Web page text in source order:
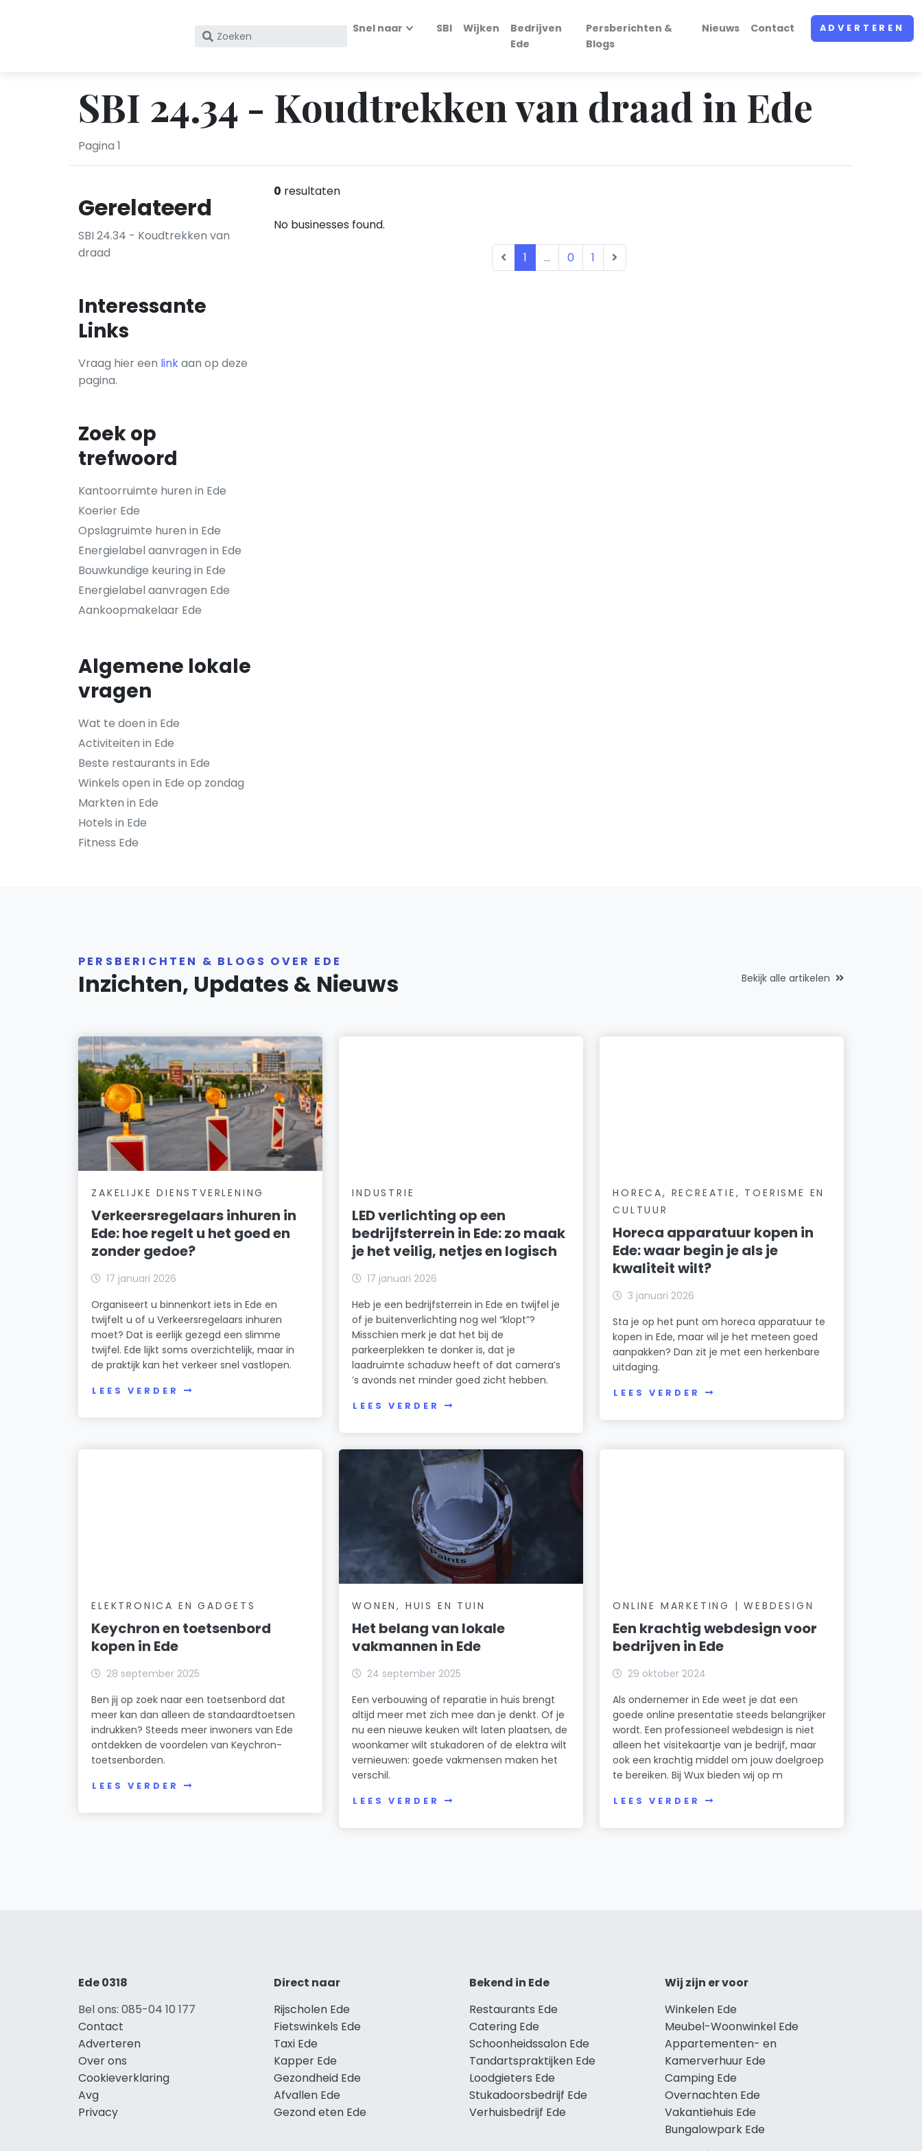
Zoek
KvK
nummer
Snel naar SBI Wijken
Bedrijven
Ede
Persberichten &
Blogs
Nieuws Contact ADVERTEREN
SBI 24.34 - Koudtrekken van draad in Ede
Pagina 1
Gerelateerd
SBI 24.34 - Koudtrekken van
draad
Interessante
Links
Vraag hier een linkaan op deze
pagina.
Zoek op
trefwoord
Kantoorruimte huren in Ede
Koerier Ede
Opslagruimte huren in Ede
Energielabel aanvragen in Ede
Bouwkundige keuring in Ede
Energielabel aanvragen Ede
Aankoopmakelaar Ede
Algemene lokale
vragen
Wat te doen in Ede
Activiteiten in Ede
Beste restaurants in Ede
Winkels open in Ede op zondag
Markten in Ede
Hotels in Ede
Fitness Ede
0 resultaten
No businesses found.
1 ... 0 1
PERSBERICHTEN & BLOGS OVER EDE
Inzichten, Updates & Nieuws Bekijk alle artikelen
ZAKELIJKE DIENSTVERLENING
Verkeersregelaars inhuren in
Ede: hoe regelt u het goed en
zonder gedoe?
17 januari 2026
Organiseert u binnenkort iets in Ede en
twijfelt u of u Verkeersregelaars inhuren
moet? Dat is eerlijk gezegd een slimme
twijfel. Ede lijkt soms overzichtelijk, maar in
de praktijk kan het verkeer snel vastlopen.
LEES VERDER
INDUSTRIE
LED verlichting op een
bedrijfsterrein in Ede: zo maak
je het veilig, netjes en logisch
17 januari 2026
Heb je een bedrijfsterrein in Ede en twijfel je
of je buitenverlichting nog wel “klopt”?
Misschien merk je dat het bij de
parkeerplekken te donker is, dat je
laadruimte schaduw heeft of dat camera’s
’s avonds net minder goed zicht hebben.
LEES VERDER
HORECA, RECREATIE, TOERISME EN
CULTUUR
Horeca apparatuur kopen in
Ede: waar begin je als je
kwaliteit wilt?
3 januari 2026
Sta je op het punt om horeca apparatuur te
kopen in Ede, maar wil je het meteen goed
aanpakken? Dan zit je met een herkenbare
uitdaging.
LEES VERDER
ELEKTRONICA EN GADGETS
Keychron en toetsenbord
kopen in Ede
28 september 2025
Ben jij op zoek naar een toetsenbord dat
meer kan dan alleen de standaardtoetsen
indrukken? Steeds meer inwoners van Ede
ontdekken de voordelen van Keychron-
toetsenborden.
LEES VERDER
WONEN, HUIS EN TUIN
Het belang van lokale
vakmannen in Ede
24 september 2025
Een verbouwing of reparatie in huis brengt
altijd meer met zich mee dan je denkt. Of je
nu een nieuwe keuken wilt laten plaatsen, de
woonkamer wilt stukadoren of de elektra wilt
vernieuwen: goede vakmensen maken het
verschil.
LEES VERDER
ONLINE MARKETING | WEBDESIGN
Een krachtig webdesign voor
bedrijven in Ede
29 oktober 2024
Als ondernemer in Ede weet je dat een
goede online presentatie steeds belangrijker
wordt. Een professioneel webdesign is niet
alleen het visitekaartje van je bedrijf, maar
ook een krachtig middel om jouw doelgroep
te bereiken. Bij Wux bieden wij op m
LEES VERDER
Ede 0318
Bel ons: 085-04 10 177
Contact
Adverteren
Over ons
Cookieverklaring
Avg
Privacy
Direct naar
Rijscholen Ede
Fietswinkels Ede
Taxi Ede
Kapper Ede
Gezondheid Ede
Afvallen Ede
Gezond eten Ede
Bekend in Ede
Restaurants Ede
Catering Ede
Schoonheidssalon Ede
Tandartspraktijken Ede
Loodgieters Ede
Stukadoorsbedrijf Ede
Verhuisbedrijf Ede
Wij zijn er voor
Winkelen Ede
Meubel-Woonwinkel Ede
Appartementen- en
Kamerverhuur Ede
Camping Ede
Overnachten Ede
Vakantiehuis Ede
Bungalowpark Ede